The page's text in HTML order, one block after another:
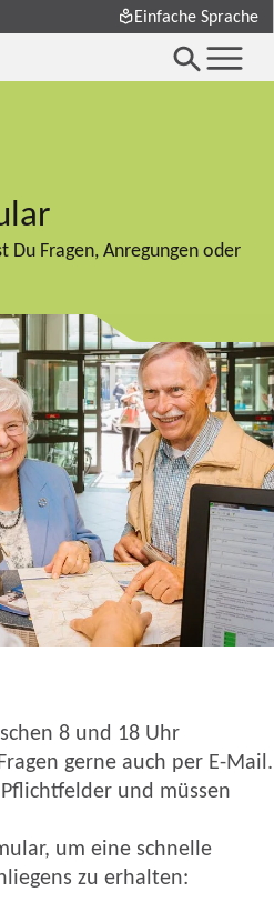
Einfache Sprache
Du Fragen, Anregungen oder
8 und 18 Uhr
gerne auch per E-Mail.
und müssen
um eine schnelle
zu erhalten: